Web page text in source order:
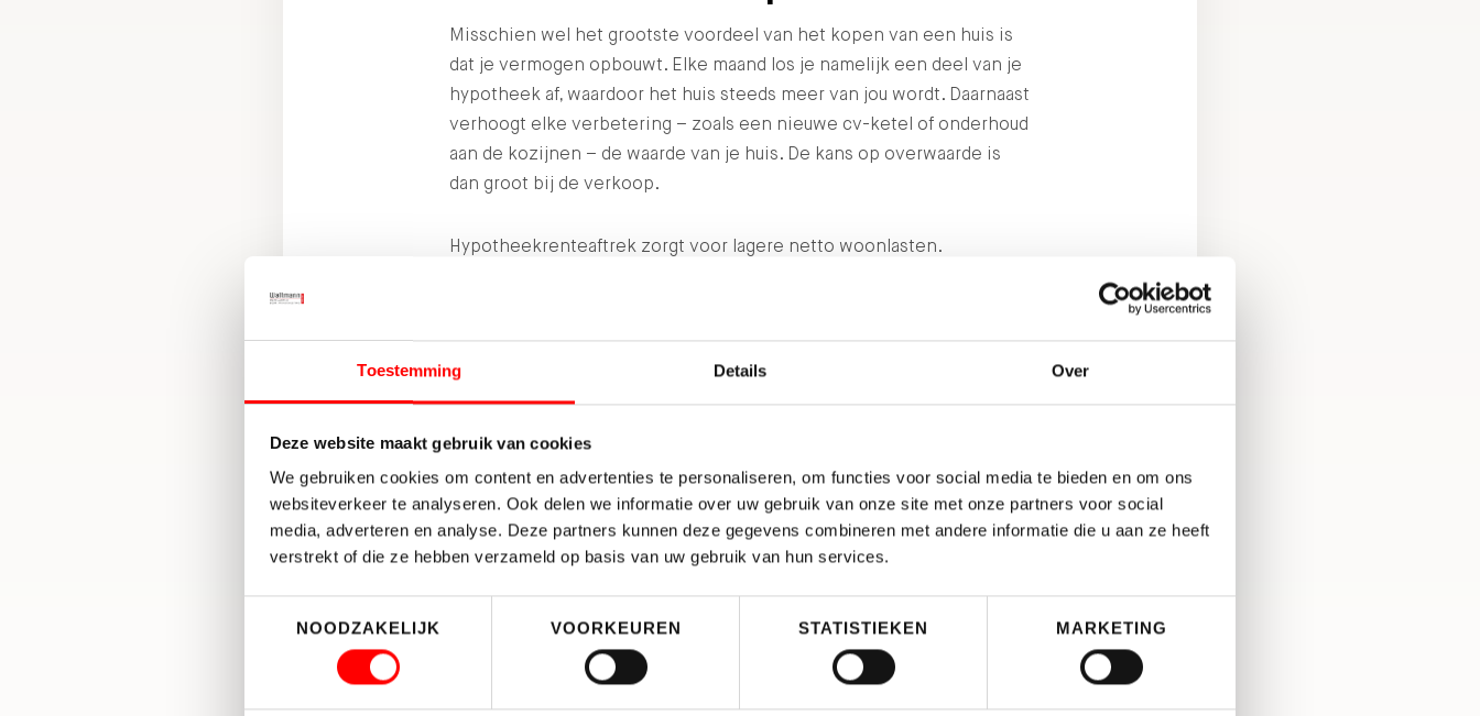
Toestemming Details Over
Deze website maakt gebruik van cookies
We gebruiken cookies om content en advertenties te personaliseren, om functies voor social media te bieden en om ons
websiteverkeer te analyseren. Ook delen we informatie over uw gebruik van onze site met onze partners voor social
media, adverteren en analyse. Deze partners kunnen deze gegevens combineren met andere informatie die u aan ze heeft
verstrekt of die ze hebben verzameld op basis van uw gebruik van hun services.
NOODZAKELIJK
VOORKEUREN STATISTIEKEN MARKETING
Misschien wel het grootste voordeel van het kopen van een huis is
dat je vermogen opbouwt. Elke maand los je namelijk een deel van je
hypotheek af, waardoor het huis steeds meer van jou wordt. Daarnaast
verhoogt elke verbetering – zoals een nieuwe cv-ketel of onderhoud
aan de kozijnen – de waarde van je huis. De kans op overwaarde is
dan groot bij de verkoop.
Hypotheekrenteaftrek zorgt voor lagere netto woonlasten.
andersom? Het kan allemaal.
Nadelen van kopen
hoog en je bent als eigenaar verantwoordelijk voor onderhoud en
reparaties. Daarnaast kan de waarde van je huis dalen, wat kan leiden
tot een restschuld als je je huis wilt verkopen.
lastig te voorspellen wat de rente na de rentevaste periode zal doen.
Dit kan onzekerheid met zich meebrengen. De rente kan namelijk